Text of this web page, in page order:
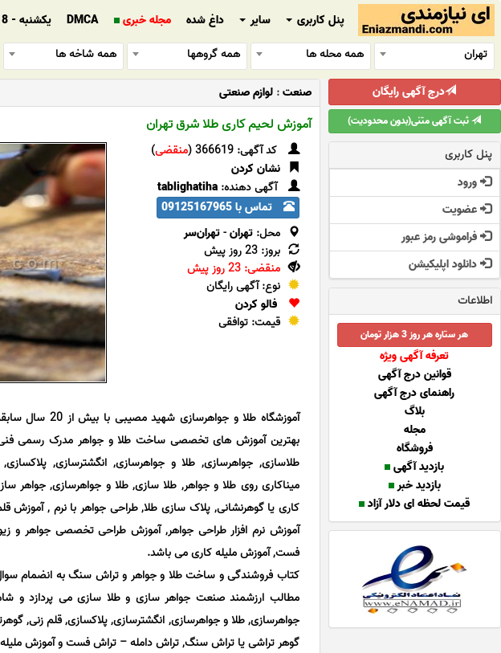
پنل کاربری سایر داغ شده مجله خبری DMCA
یکشنبه - 1405/5/18
تهران
همه محله ها همه گروهها همه شاخه ها
صنعت:لوازم صنعتی
آموزش لحیم کاری طلا شرق تهران
کد آگهی: 366619 ( منقضی)
نشان کردن
آگهی دهنده:tablighatiha
تماس با 09125167965
محل:تهران-تهران‌سر
بروز: 23 روز پیش
منقضی: 23 روز پیش
نوع: آگهی رایگان
فالو کردن
قیمت: توافقی
بهترین آموزش های تخصصی ساخت طلا و جواهر مدرک رسمی فنی
طلاسازی, جواهرسازی, طلا و جواهرسازی, انگشترسازی,
میناکاری روی طلا و جواهر, طلا سازی, طلا و جواهرسازی, جواهر
کاری یا گوهرنشانی, پلاک سازی طلا, طراحی جواهر با نرم , آموزش
آموزش نرم افزار طراحی جواهر, آموزش طراحی تخصصی جواهر و
فست, آموزش ملیله کاری می باشد.
کتاب فروشندگی و ساخت طلا و جواهر و تراش سنگ به انضمام
مطالب ارزشمند صنعت جواهر سازی و طلا سازی می پردازد و
جواهرسازی, طلا و جواهرسازی, انگشترسازی, پلاکسازی, قلم زنی,
گوهر تراشی یا تراش سنگ, تراش دامله – تراش فست و آموزش ملیله
درج آگهی رایگان
ثبت آگهی متنی(بدون محدودیت)
پنل کاربری
ورود
عضویت
فراموشی رمز عبور
دانلود اپلیکیشن
اطلاعات
هر ستاره هر روز 3 هزار تومان
تعرفه آگهی ویژه
قوانین درج آگهی
راهنمای درج آگهی
بلاگ
مجله
فروشگاه
بازدید آگهی
بازدید خبر
قیمت لحظه ای دلار آزاد